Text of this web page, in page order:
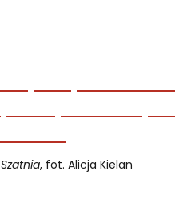
Szatnia, fot. Alicja Kielan